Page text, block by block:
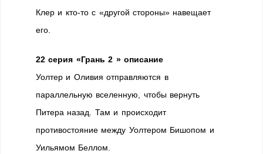
Клер и кто-то с «другой стороны» навещает
его.
22 серия «Грань 2 » описание
Уолтер и Оливия отправляются в
параллельную вселенную, чтобы вернуть
Питера назад. Там и происходит
противостояние между Уолтером Бишопом и
Уильямом Беллом.